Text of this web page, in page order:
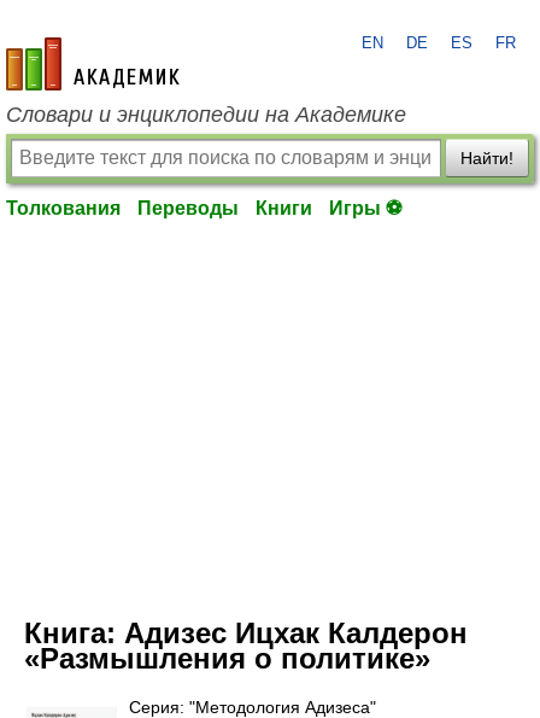
academic.ru
EN DE ES FR
Словари и энциклопедии на Академике
Найти!
Толкования Переводы Книги Игры ⚽
Книга: Адизес Ицхак Калдерон
«Размышления о политике»
Серия: "Методология Адизеса"